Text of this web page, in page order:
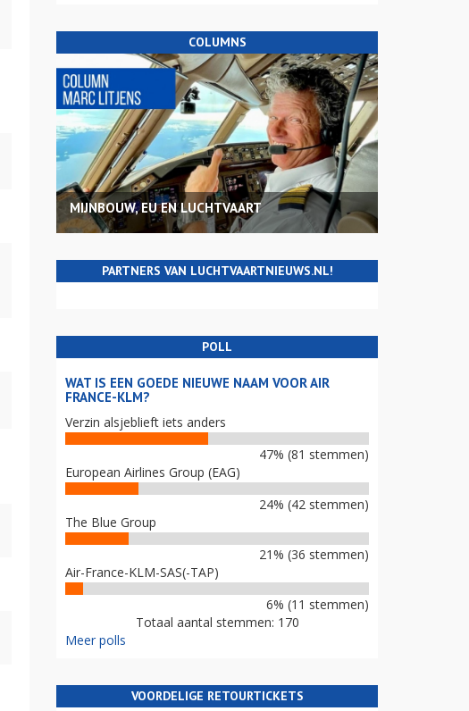
COLUMNS
MIJNBOUW, EU EN LUCHTVAART
PARTNERS VAN LUCHTVAARTNIEUWS.NL!
POLL
WAT IS EEN GOEDE NIEUWE NAAM VOOR AIR
FRANCE-KLM?
Verzin alsjeblieft iets anders
47% (81 stemmen)
European Airlines Group (EAG)
24% (42 stemmen)
The Blue Group
21% (36 stemmen)
Air-France-KLM-SAS(-TAP)
6% (11 stemmen)
Totaal aantal stemmen: 170
Meer polls
VOORDELIGE RETOURTICKETS